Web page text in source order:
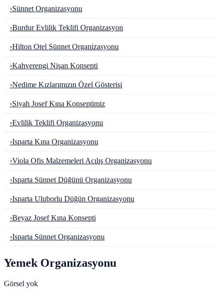
›Sünnet Organizasyonu
›Burdur Evlilik Teklifi Organizasyon
›Hilton Otel Sünnet Organizasyonu
›Kahverengi Nişan Konsepti
›Nedime Kızlarımızın Özel Gösterisi
›Siyah Josef Kına Konseptimiz
›Evlilik Teklifi Organizasyonu
›Isparta Kına Organizasyonu
›Viola Ofis Malzemeleri Açılış Organizasyonu
›Isparta Sünnet Düğünü Organizasyonu
›Isparta Uluborlu Düğün Organizasyonu
›Beyaz Josef Kına Konsepti
›Isparta Sünnet Organizasyonu
Yemek Organizasyonu
Görsel yok